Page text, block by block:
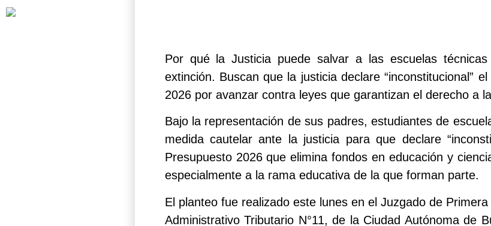
Por qué la Justicia puede salvar a las escuelas
extinción. Buscan que la justicia declare “inconstitucional”
2026 por avanzar contra leyes que garantizan el derecho a
Bajo la representación de sus padres, estudiantes de
medida cautelar ante la justicia para que declare
Presupuesto 2026 que elimina fondos en educación y
especialmente a la rama educativa de la que forman parte.
El planteo fue realizado este lunes en el Juzgado de
Administrativo Tributario N°11, de la Ciudad Autónoma de